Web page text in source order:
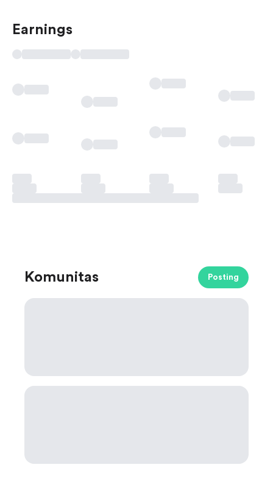
Earnings
Komunitas Posting